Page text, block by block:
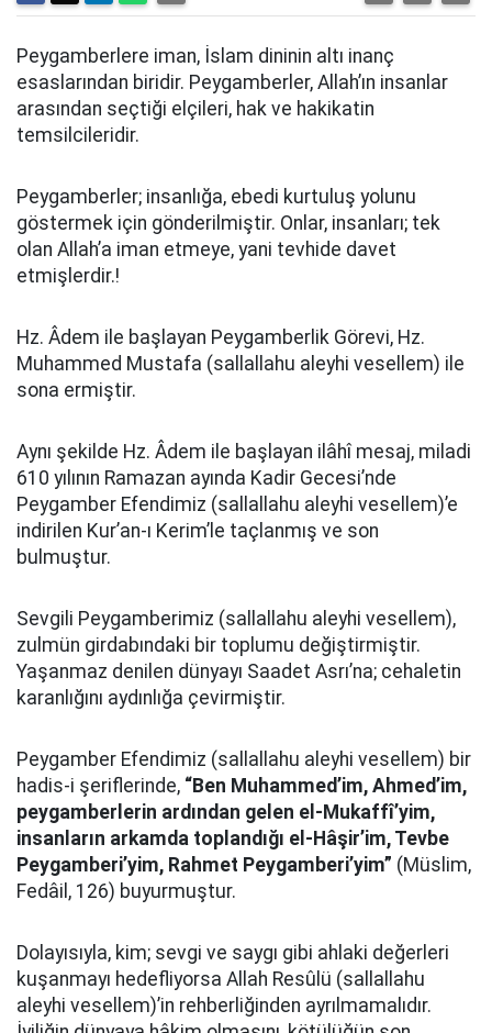
Peygamberlere iman, İslam dininin altı inanç
esaslarından biridir. Peygamberler, Allah’ın insanlar
arasından seçtiği elçileri, hak ve hakikatin
temsilcileridir.
Peygamberler; insanlığa, ebedi kurtuluş yolunu
göstermek için gönderilmiştir. Onlar, insanları; tek
olan Allah’a iman etmeye, yani tevhide davet
etmişlerdir.!
Hz. Âdem ile başlayan Peygamberlik Görevi, Hz.
Muhammed Mustafa (sallallahu aleyhi vesellem) ile
sona ermiştir.
Aynı şekilde Hz. Âdem ile başlayan ilâhî mesaj, miladi
610 yılının Ramazan ayında Kadir Gecesi’nde
Peygamber Efendimiz (sallallahu aleyhi vesellem)’e
indirilen Kur’an-ı Kerim’le taçlanmış ve son
bulmuştur.
Sevgili Peygamberimiz (sallallahu aleyhi vesellem),
zulmün girdabındaki bir toplumu değiştirmiştir.
Yaşanmaz denilen dünyayı Saadet Asrı’na; cehaletin
karanlığını aydınlığa çevirmiştir.
Peygamber Efendimiz (sallallahu aleyhi vesellem) bir
hadis-i şeriflerinde, “Ben Muhammed’im, Ahmed’im,
peygamberlerin ardından gelen el-Mukaffî’yim,
insanların arkamda toplandığı el-Hâşir’im, Tevbe
Peygamberi’yim, Rahmet Peygamberi’yim” (Müslim,
Fedâil, 126) buyurmuştur.
Dolayısıyla, kim; sevgi ve saygı gibi ahlaki değerleri
kuşanmayı hedefliyorsa Allah Resûlü (sallallahu
aleyhi vesellem)’in rehberliğinden ayrılmamalıdır.